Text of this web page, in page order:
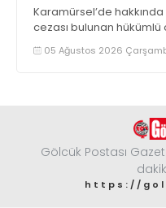
Karamürsel’de
cezası bulunan hükümlü
05 Ağustos 2026
Gölcük Postası
https://